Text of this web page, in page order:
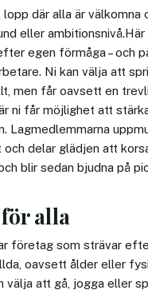
lopp där alla är välkomna
eller
egen förmåga – och
Ni kan välja att
men får oavsett en
ni får möjlighet att
Lagmedlemmarna
delar glädjen att
blir sedan bjudna på
alla
företag som strävar
oavsett ålder eller
välja att gå, jogga eller